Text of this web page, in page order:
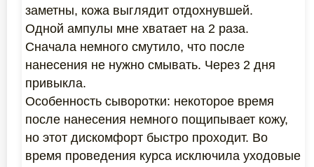
заметны, кожа выглядит отдохнувшей.
Одной ампулы мне хватает на 2 раза.
Сначала немного смутило, что после
нанесения не нужно смывать. Через 2 дня
привыкла.
Особенность сыворотки: некоторое время
после нанесения немного пощипывает кожу,
но этот дискомфорт быстро проходит. Во
время проведения курса исключила уходовые